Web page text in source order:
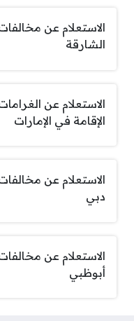
الاستعلام عن مخالفات
الشارقة
الاستعلام عن
الإقامة في الإمارات
الاستعلام عن مخالفات
دبي
الاستعلام عن مخالفات
أبوظبي